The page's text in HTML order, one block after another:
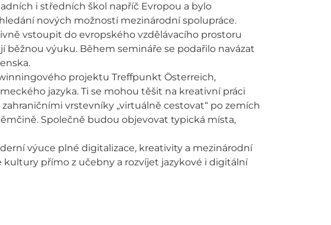
i středních škol napříč Evropou a bylo
nových možností mezinárodní spolupráce.
vstoupit do evropského vzdělávacího prostoru
výuku. Během semináře se podařilo navázat
projektu Treffpunkt Österreich,
jazyka. Ti se mohou těšit na kreativní práci
vrstevníky „virtuálně cestovat“ po zemích
Společně budou objevovat typická místa,
výuce plné digitalizace, kreativity a mezinárodní
přímo z učebny a rozvíjet jazykové i digitální